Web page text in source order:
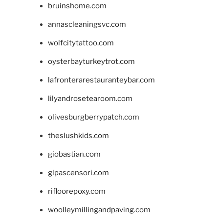
bruinshome.com
annascleaningsvc.com
wolfcitytattoo.com
oysterbayturkeytrot.com
lafronterarestauranteybar.com
lilyandrosetearoom.com
olivesburgberrypatch.com
theslushkids.com
giobastian.com
glpascensori.com
rifloorepoxy.com
woolleymillingandpaving.com